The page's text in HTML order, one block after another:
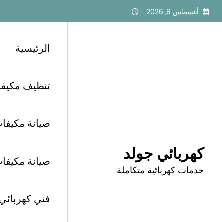
التجاوز
أغسطس 8, 2026
كهربائي جولد
خدمات كهربائية متكاملة
الرئيسية
تنظيف مكيفات
صيانة
صيانة مكيفات
فني كهربائي
وسم: اصلاح كهرباء